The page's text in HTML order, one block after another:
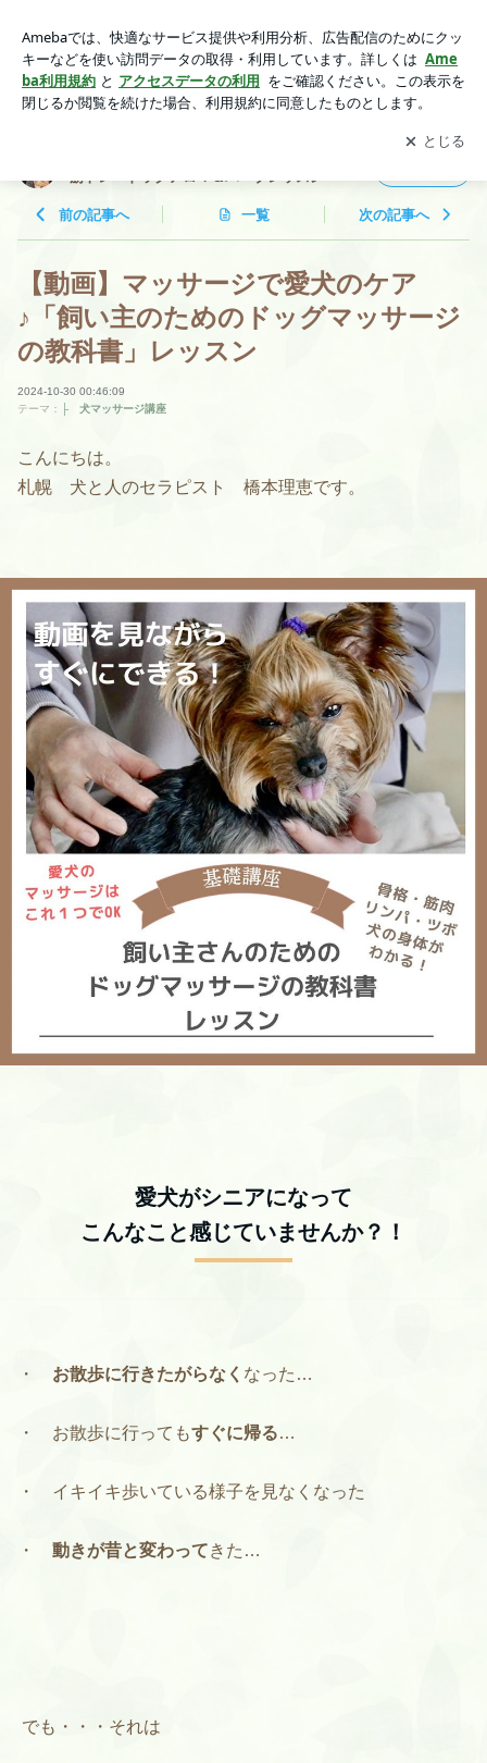
ッサージの教科書」レッスン | 札幌・オンライン：ドッグマッ
サージ・犬の筋トレ・ドッグアロマ＆ハーブレッスン
アプリをダウンロードして ブログの更新通知
を受け取りまし
ょう。
開く
筋トレ・ドッグアロマ＆ハーブレッスン
前の記事へ 一覧 次の記事へ
【動画】マッサージで愛犬のケア
♪「飼い主のためのドッグマッサージ
の教科書」レッスン
2024-10-30 00:46:09
テーマ：
├ 犬マッサージ講座
こんにちは。
札幌 犬と人のセラピスト 橋本理恵です。
愛犬がシニアになって
こんなこと感じていませんか？！
・ お散歩に行きたがらなく なった…
・ お散歩に行ってもすぐに帰る…
・ イキイキ歩いている様子を見なくなった
・ 動きが昔と変わってきた…
でも・・・それは